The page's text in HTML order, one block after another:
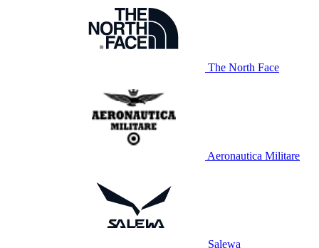
The North Face
Aeronautica Militare
Salewa